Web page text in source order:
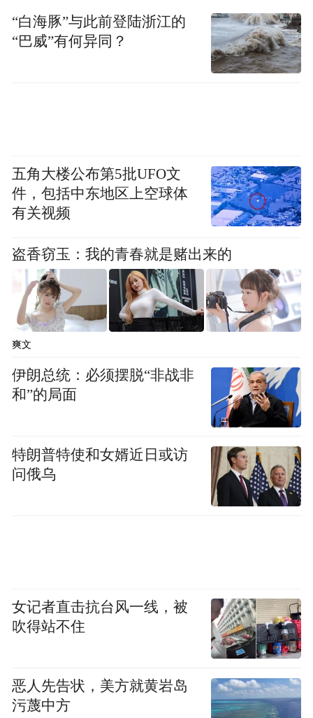
“白海豚”与此前登陆浙江的
“巴威”有何异同？
五角大楼公布第5批UFO文
件，包括中东地区上空球体
有关视频
盗香窃玉：我的青春就是赌出来的
爽文
伊朗总统：必须摆脱“非战非
和”的局面
特朗普特使和女婿近日或访
问俄乌
女记者直击抗台风一线，被
吹得站不住
恶人先告状，美方就黄岩岛
污蔑中方